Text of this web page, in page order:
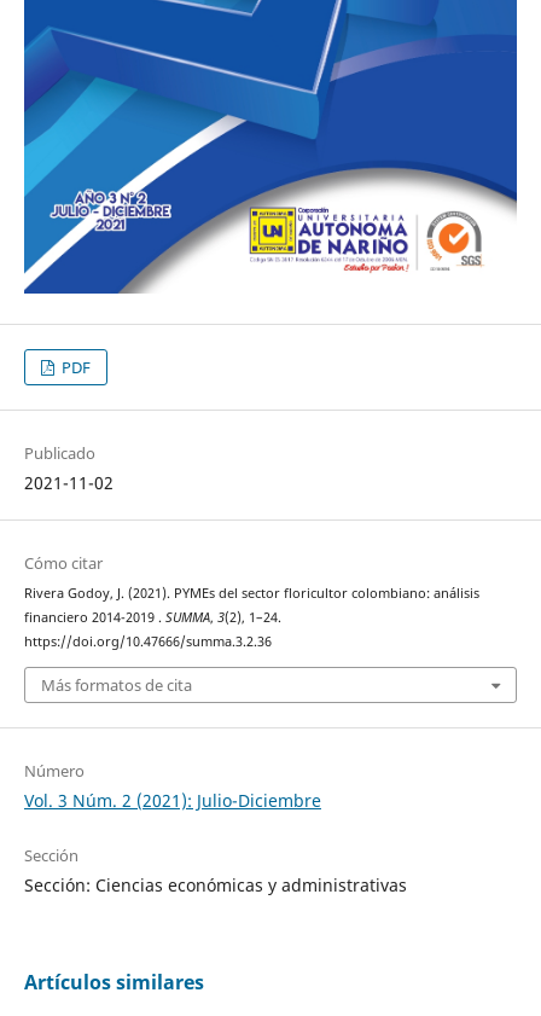
PDF
Publicado
2021-11-02
Cómo citar
Rivera Godoy, J. (2021). PYMEs del sector floricultor colombiano: análisis
financiero 2014-2019 . SUMMA, 3(2), 1–24.
https://doi.org/10.47666/summa.3.2.36
Más formatos de cita
Número
Vol. 3 Núm. 2 (2021): Julio-Diciembre
Sección
Sección: Ciencias económicas y administrativas
Artículos similares